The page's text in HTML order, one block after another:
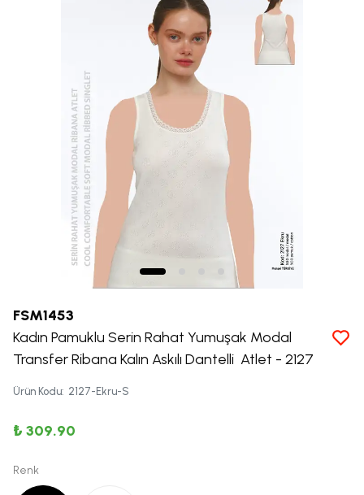
FSM1453
Kadın Pamuklu Serin Rahat Yumuşak Modal
Transfer Ribana Kalın Askılı Dantelli Atlet - 2127
Ürün Kodu: 2127-Ekru-S
₺ 309.90
Renk